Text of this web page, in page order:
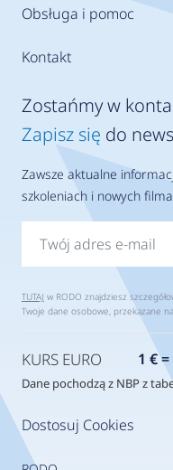
Obsługa i pomoc
Kontakt
Dostosuj Cookies
Zostańmy w
Zapisz się do
Zawsze aktualne
szkoleniach i nowych
TUTAJ w RODO znajdziesz
Twoje dane osobowe, przekazane
KURS EURO 1 € =
Dane pochodzą z NBP z